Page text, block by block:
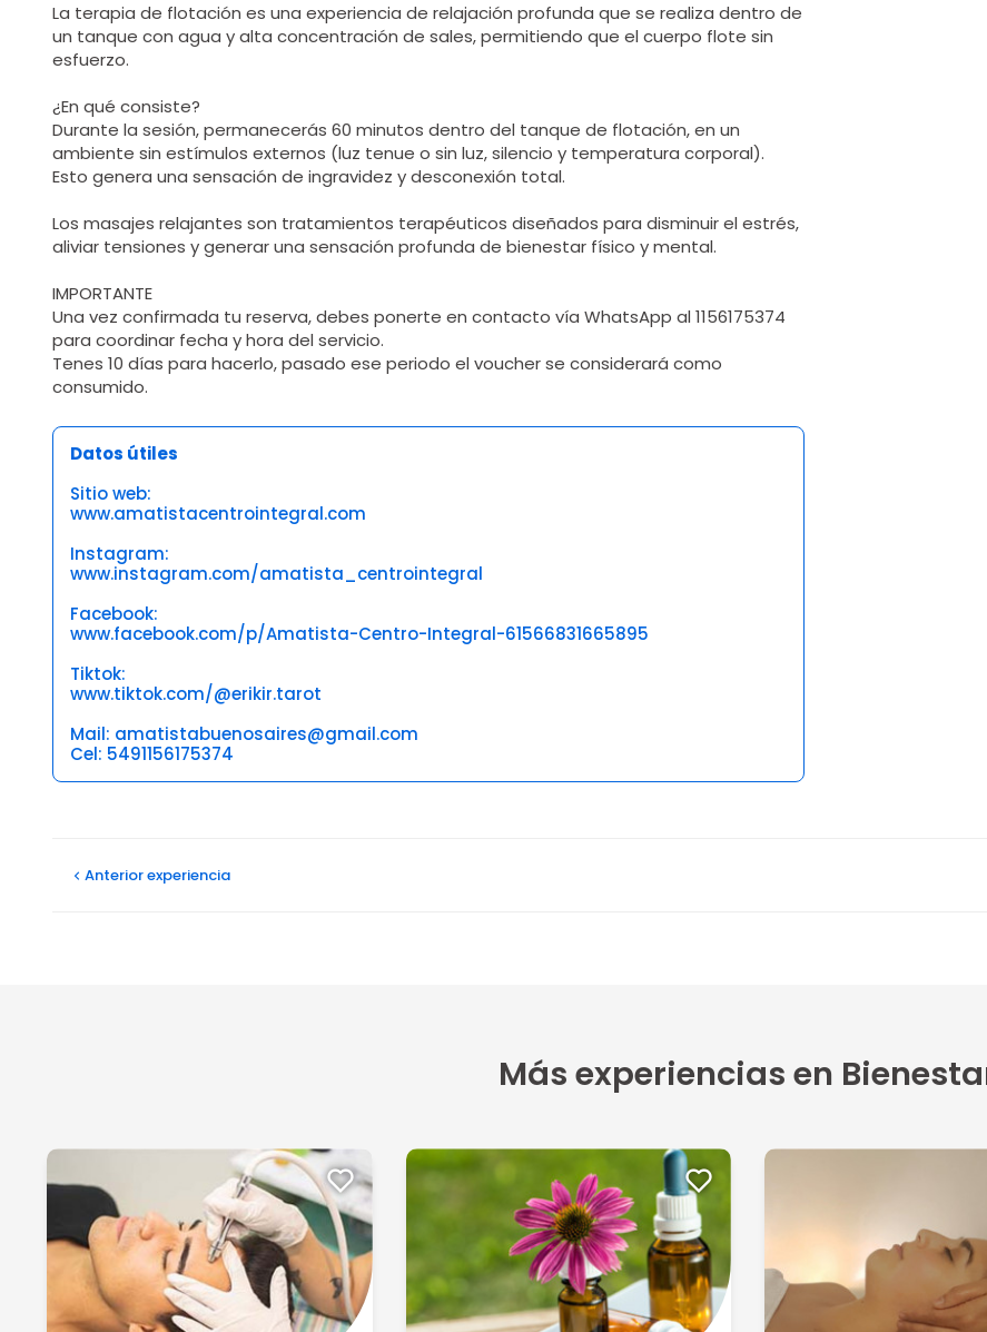
La terapia de flotación es una experiencia de relajación profunda que se realiza dentro de
un tanque con agua y alta concentración de sales, permitiendo que el cuerpo flote sin
esfuerzo.
¿En qué consiste?
Durante la sesión, permanecerás 60 minutos dentro del tanque de flotación, en un
ambiente sin estímulos externos (luz tenue o sin luz, silencio y temperatura corporal).
Esto genera una sensación de ingravidez y desconexión total.
Los masajes relajantes son tratamientos terapéuticos diseñados para disminuir el estrés,
aliviar tensiones y generar una sensación profunda de bienestar físico y mental.
IMPORTANTE
Una vez confirmada tu reserva, debes ponerte en contacto vía WhatsApp al 1156175374
para coordinar fecha y hora del servicio.
Tenes 10 días para hacerlo, pasado ese periodo el voucher se considerará como
consumido.
Datos útiles
Sitio web:
www.amatistacentrointegral.com
Instagram:
www.instagram.com/amatista_centrointegral
Facebook:
www.facebook.com/p/Amatista-Centro-Integral-61566831665895
Tiktok:
www.tiktok.com/@erikir.tarot
Mail: amatistabuenosaires@gmail.com
Cel: 5491156175374
Anteriorexperiencia
Más experiencias en